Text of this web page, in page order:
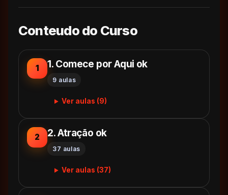
Conteudo do Curso
1 1. Comece por Aqui ok
9 aulas
Ver aulas (9)
2 2. Atração ok
37 aulas
Ver aulas (37)